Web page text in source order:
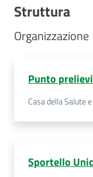
Struttura
Organizzazione
Punto
Casa della Salute
Sportello